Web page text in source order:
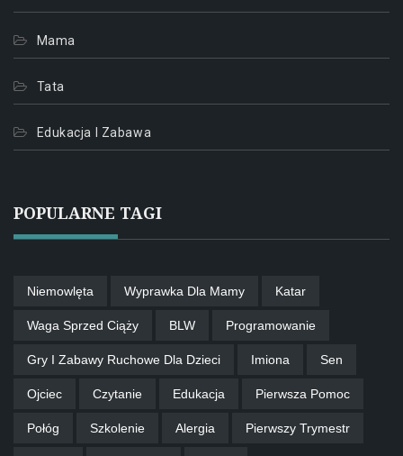
Mama
Tata
Edukacja I Zabawa
POPULARNE TAGI
Niemowlęta Wyprawka Dla Mamy Katar
Waga Sprzed Ciąży BLW Programowanie
Gry I Zabawy Ruchowe Dla Dzieci Imiona Sen
Ojciec Czytanie Edukacja Pierwsza Pomoc
Połóg Szkolenie Alergia Pierwszy Trymestr